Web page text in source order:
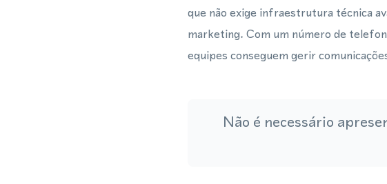
que não exige infraestrutura técnica
marketing. Com um número de
equipes conseguem gerir
Não é necessário